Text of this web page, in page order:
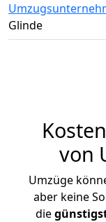
Glinde
von
Umzüge
aber keine
die